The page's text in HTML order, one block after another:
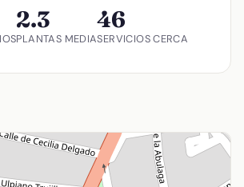
2.3
PLANTAS MEDIA
46
SERVICIOS CERCA